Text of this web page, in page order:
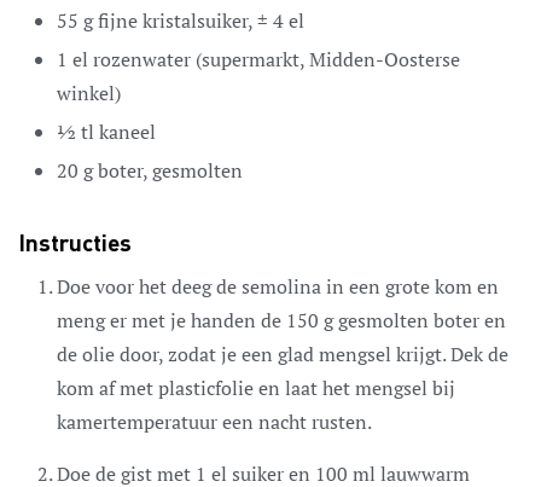
55 gfijne kristalsuiker,± 4 el
1 el rozenwater (supermarkt, Midden-Oosterse
winkel)
½ tl kaneel
20 gboter,gesmolten
Instructies
Doe voor het deeg de semolina in een grote kom en
meng er met je handen de 150 g gesmolten boter en
de olie door, zodat je een glad mengsel krijgt. Dek de
kom af met plasticfolie en laat het mengsel bij
kamertemperatuur een nacht rusten.
Doe de gist met 1 el suiker en 100 ml lauwwarm